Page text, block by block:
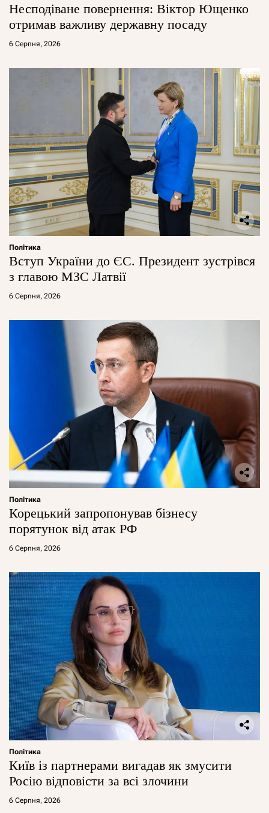
Несподіване повернення: Віктор Ющенко
отримав важливу державну посаду
6 Серпня, 2026
Політика
Вступ України до ЄС. Президент зустрівся
з главою МЗС Латвії
6 Серпня, 2026
Політика
Корецький запропонував бізнесу
порятунок від атак РФ
6 Серпня, 2026
Політика
Київ із партнерами вигадав як змусити
Росію відповісти за всі злочини
6 Серпня, 2026